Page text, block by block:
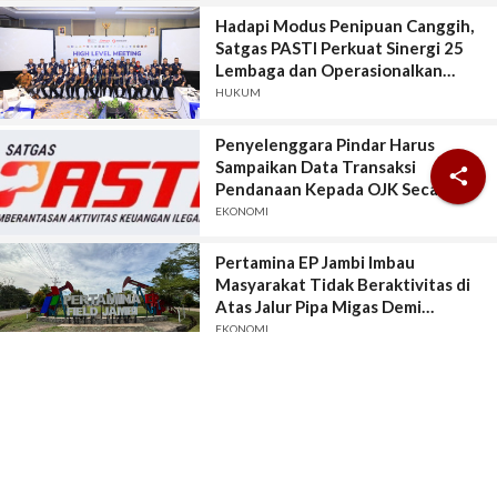

Hadapi Modus Penipuan Canggih,
Satgas PASTI Perkuat Sinergi 25
Lembaga dan Operasionalkan
Sistem Anti-Scam
HUKUM
Penyelenggara Pindar Harus
Sampaikan Data Transaksi
Pendanaan Kepada OJK Secara
Lengkap, Akurat, Terkini, Utuh, dan
EKONOMI
Pertamina EP Jambi Imbau
Masyarakat Tidak Beraktivitas di
Atas Jalur Pipa Migas Demi
Keselamatan Bersama
EKONOMI